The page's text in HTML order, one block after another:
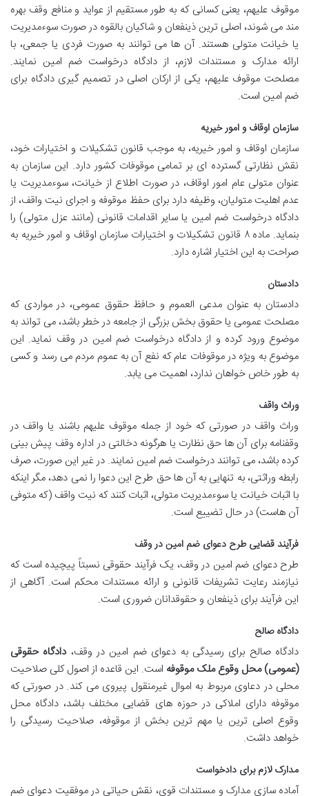
موقوف علیهم، یعنی کسانی که به طور مستقیم از عواید و منافع وقف بهره
مند می شوند، اصلی ترین ذینفعان و شاکیان بالقوه در صورت سوءمدیریت
یا خیانت متولی هستند. آن ها می توانند به صورت فردی یا جمعی، با
ارائه مدارک و مستندات لازم، از دادگاه درخواست ضم امین نمایند.
مصلحت موقوف علیهم، یکی از ارکان اصلی در تصمیم گیری دادگاه برای
ضم امین است.
سازمان اوقاف و امور خیریه
سازمان اوقاف و امور خیریه، به موجب قانون تشکیلات و اختیارات خود،
نقش نظارتی گسترده ای بر تمامی موقوفات کشور دارد. این سازمان به
عنوان متولی عام امور اوقاف، در صورت اطلاع از خیانت، سوءمدیریت یا
عدم اهلیت متولیان، وظیفه دارد برای حفظ موقوفه و اجرای نیت واقف، از
دادگاه درخواست ضم امین یا سایر اقدامات قانونی (مانند عزل متولی) را
بنماید. ماده ۸ قانون تشکیلات و اختیارات سازمان اوقاف و امور خیریه به
صراحت به این اختیار اشاره دارد.
دادستان
دادستان به عنوان مدعی العموم و حافظ حقوق عمومی، در مواردی که
مصلحت عمومی یا حقوق بخش بزرگی از جامعه در خطر باشد، می تواند به
موضوع ورود کرده و از دادگاه درخواست ضم امین در وقف نماید. این
موضوع به ویژه در موقوفات عام که نفع آن به عموم مردم می رسد و کسی
به طور خاص خواهان ندارد، اهمیت می یابد.
وراث واقف
وراث واقف در صورتی که خود از جمله موقوف علیهم باشند یا واقف در
وقفنامه برای آن ها حق نظارت یا هرگونه دخالتی در اداره وقف پیش بینی
کرده باشد، می توانند درخواست ضم امین نمایند. در غیر این صورت، صرف
رابطه وراثتی، به تنهایی به آن ها حق طرح این دعوا را نمی دهد، مگر اینکه
با اثبات خیانت یا سوءمدیریت متولی، اثبات کنند که نیت واقف (که متوفی
آن هاست) در حال تضییع است.
فرآیند قضایی طرح دعوای ضم امین در وقف
طرح دعوای ضم امین در وقف، یک فرآیند حقوقی نسبتاً پیچیده است که
نیازمند رعایت تشریفات قانونی و ارائه مستندات محکم است. آگاهی از
این فرآیند برای ذینفعان و حقوقدانان ضروری است.
دادگاه صالح
دادگاه صالح برای رسیدگی به دعوای ضم امین در وقف،دادگاه حقوقی
(عمومی) محل وقوع ملک موقوفه است. این قاعده از اصول کلی صلاحیت
محلی در دعاوی مربوط به اموال غیرمنقول پیروی می کند. در صورتی که
موقوفه دارای املاکی در حوزه های قضایی مختلف باشد، دادگاه محل
وقوع اصلی ترین یا مهم ترین بخش از موقوفه، صلاحیت رسیدگی را
خواهد داشت.
مدارک لازم برای دادخواست
آماده سازی مدارک و مستندات قوی، نقش حیاتی در موفقیت دعوای ضم